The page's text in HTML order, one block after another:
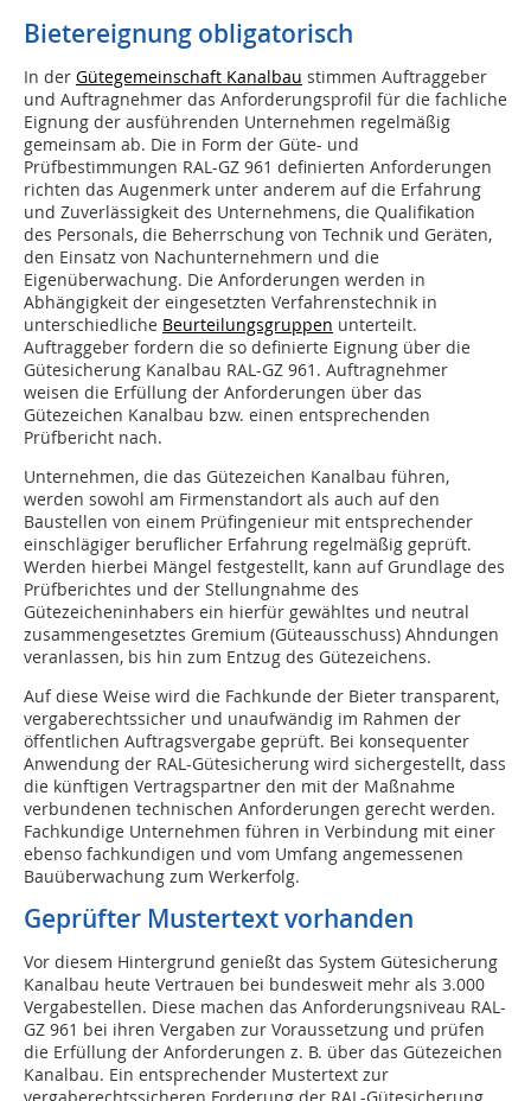
Bietereignung obligatorisch
In der Gütegemeinschaft Kanalbau stimmen Auftraggeber
und Auftragnehmer das Anforderungsprofil für die fachliche
Eignung der ausführenden Unternehmen regelmäßig
gemeinsam ab. Die in Form der Güte- und
Prüfbestimmungen RAL-GZ 961 definierten Anforderungen
richten das Augenmerk unter anderem auf die Erfahrung
und Zuverlässigkeit des Unternehmens, die Qualifikation
des Personals, die Beherrschung von Technik und Geräten,
den Einsatz von Nachunternehmern und die
Eigenüberwachung. Die Anforderungen werden in
Abhängigkeit der eingesetzten Verfahrenstechnik in
unterschiedliche Beurteilungsgruppen unterteilt.
Auftraggeber fordern die so definierte Eignung über die
Gütesicherung Kanalbau RAL-GZ 961. Auftragnehmer
weisen die Erfüllung der Anforderungen über das
Gütezeichen Kanalbau bzw. einen entsprechenden
Prüfbericht nach.
Unternehmen, die das Gütezeichen Kanalbau führen,
werden sowohl am Firmenstandort als auch auf den
Baustellen von einem Prüfingenieur mit entsprechender
einschlägiger beruflicher Erfahrung regelmäßig geprüft.
Werden hierbei Mängel festgestellt, kann auf Grundlage des
Prüfberichtes und der Stellungnahme des
Gütezeicheninhabers ein hierfür gewähltes und neutral
zusammengesetztes Gremium (Güteausschuss) Ahndungen
veranlassen, bis hin zum Entzug des Gütezeichens.
Auf diese Weise wird die Fachkunde der Bieter transparent,
vergaberechtssicher und unaufwändig im Rahmen der
öffentlichen Auftragsvergabe geprüft. Bei konsequenter
Anwendung der RAL-Gütesicherung wird sichergestellt, dass
die künftigen Vertragspartner den mit der Maßnahme
verbundenen technischen Anforderungen gerecht werden.
Fachkundige Unternehmen führen in Verbindung mit einer
ebenso fachkundigen und vom Umfang angemessenen
Bauüberwachung zum Werkerfolg.
Geprüfter Mustertext vorhanden
Vor diesem Hintergrund genießt das System Gütesicherung
Kanalbau heute Vertrauen bei bundesweit mehr als 3.000
Vergabestellen. Diese machen das Anforderungsniveau RAL-
GZ 961 bei ihren Vergaben zur Voraussetzung und prüfen
die Erfüllung der Anforderungen z. B. über das Gütezeichen
Kanalbau. Ein entsprechender Mustertext zur